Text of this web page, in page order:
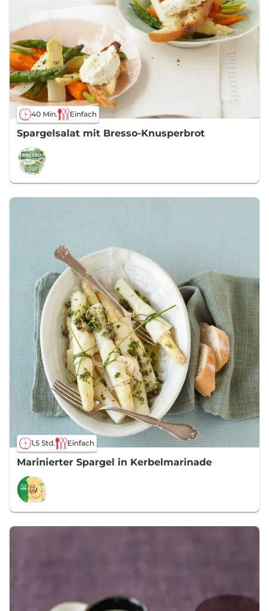
40 Min. Einfach
Spargelsalat mit Bresso-Knusperbrot
1,5 Std. Einfach
Marinierter Spargel in Kerbelmarinade